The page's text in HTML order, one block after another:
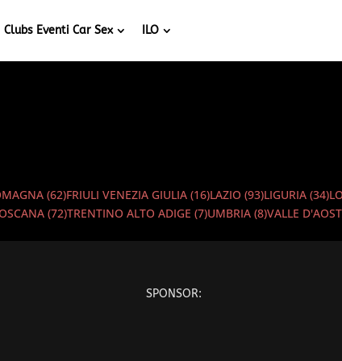
Clubs Eventi Car Sex ILO
(62)FRIULI VENEZIA GIULIA(16)LAZIO(93)LIGURIA(34)
(72)TRENTINO ALTO ADIGE(7)UMBRIA(8)VALLE
SPONSOR: